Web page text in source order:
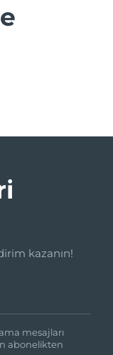
kazanın!
mesajları
abonelikten